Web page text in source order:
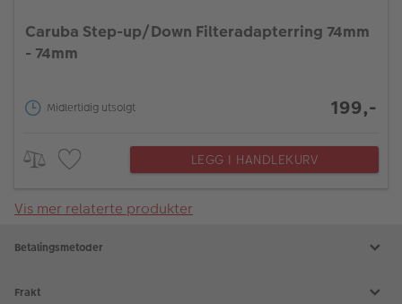
Caruba Step-up/Down Filteradapterring 74mm
- 74mm
Midlertidig utsolgt 199,-
LEGG I HANDLEKURV
Vis mer relaterte produkter
Betalingsmetoder
Frakt